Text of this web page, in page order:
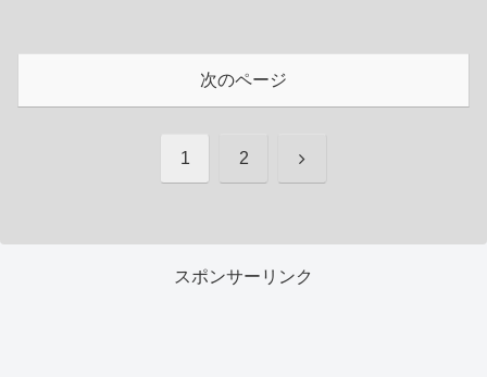
次のページ
1 2 次
スポンサーリンク